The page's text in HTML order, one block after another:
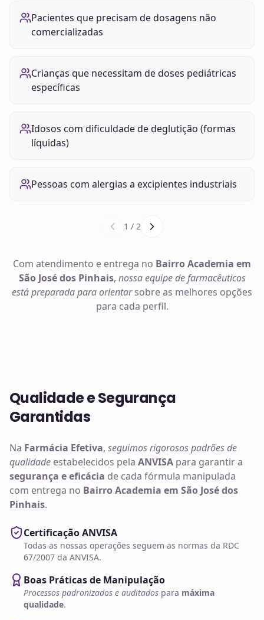
Pacientes que precisam de dosagens não
comercializadas
Crianças que necessitam de doses pediátricas
específicas
Idosos com dificuldade de deglutição (formas
líquidas)
Pessoas com alergias a excipientes industriais
1 / 2
Com atendimento e entrega no Bairro Academia em
São José dos Pinhais, nossa equipe de farmacêuticos
está preparada para orientarsobre as melhores opções
para cada perfil.
Qualidade e Segurança
Garantidas
Na Farmácia Efetiva, seguimos rigorosos padrões de
qualidade estabelecidos pela ANVISA para garantir a
segurança e eficácia de cada fórmula manipulada
com entrega no Bairro Academia em São José dos
Pinhais.
Certificação ANVISA
Todas as nossas operações seguem as normas da RDC
67/2007 da ANVISA.
Boas Práticas de Manipulação
Processos padronizados e auditados para máxima
qualidade.